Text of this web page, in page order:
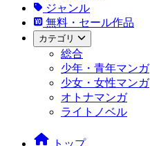
ジャンル
無料・セール作品
カテゴリ
総合
少年・青年マンガ
少女・女性マンガ
オトナマンガ
ライトノベル
トップ